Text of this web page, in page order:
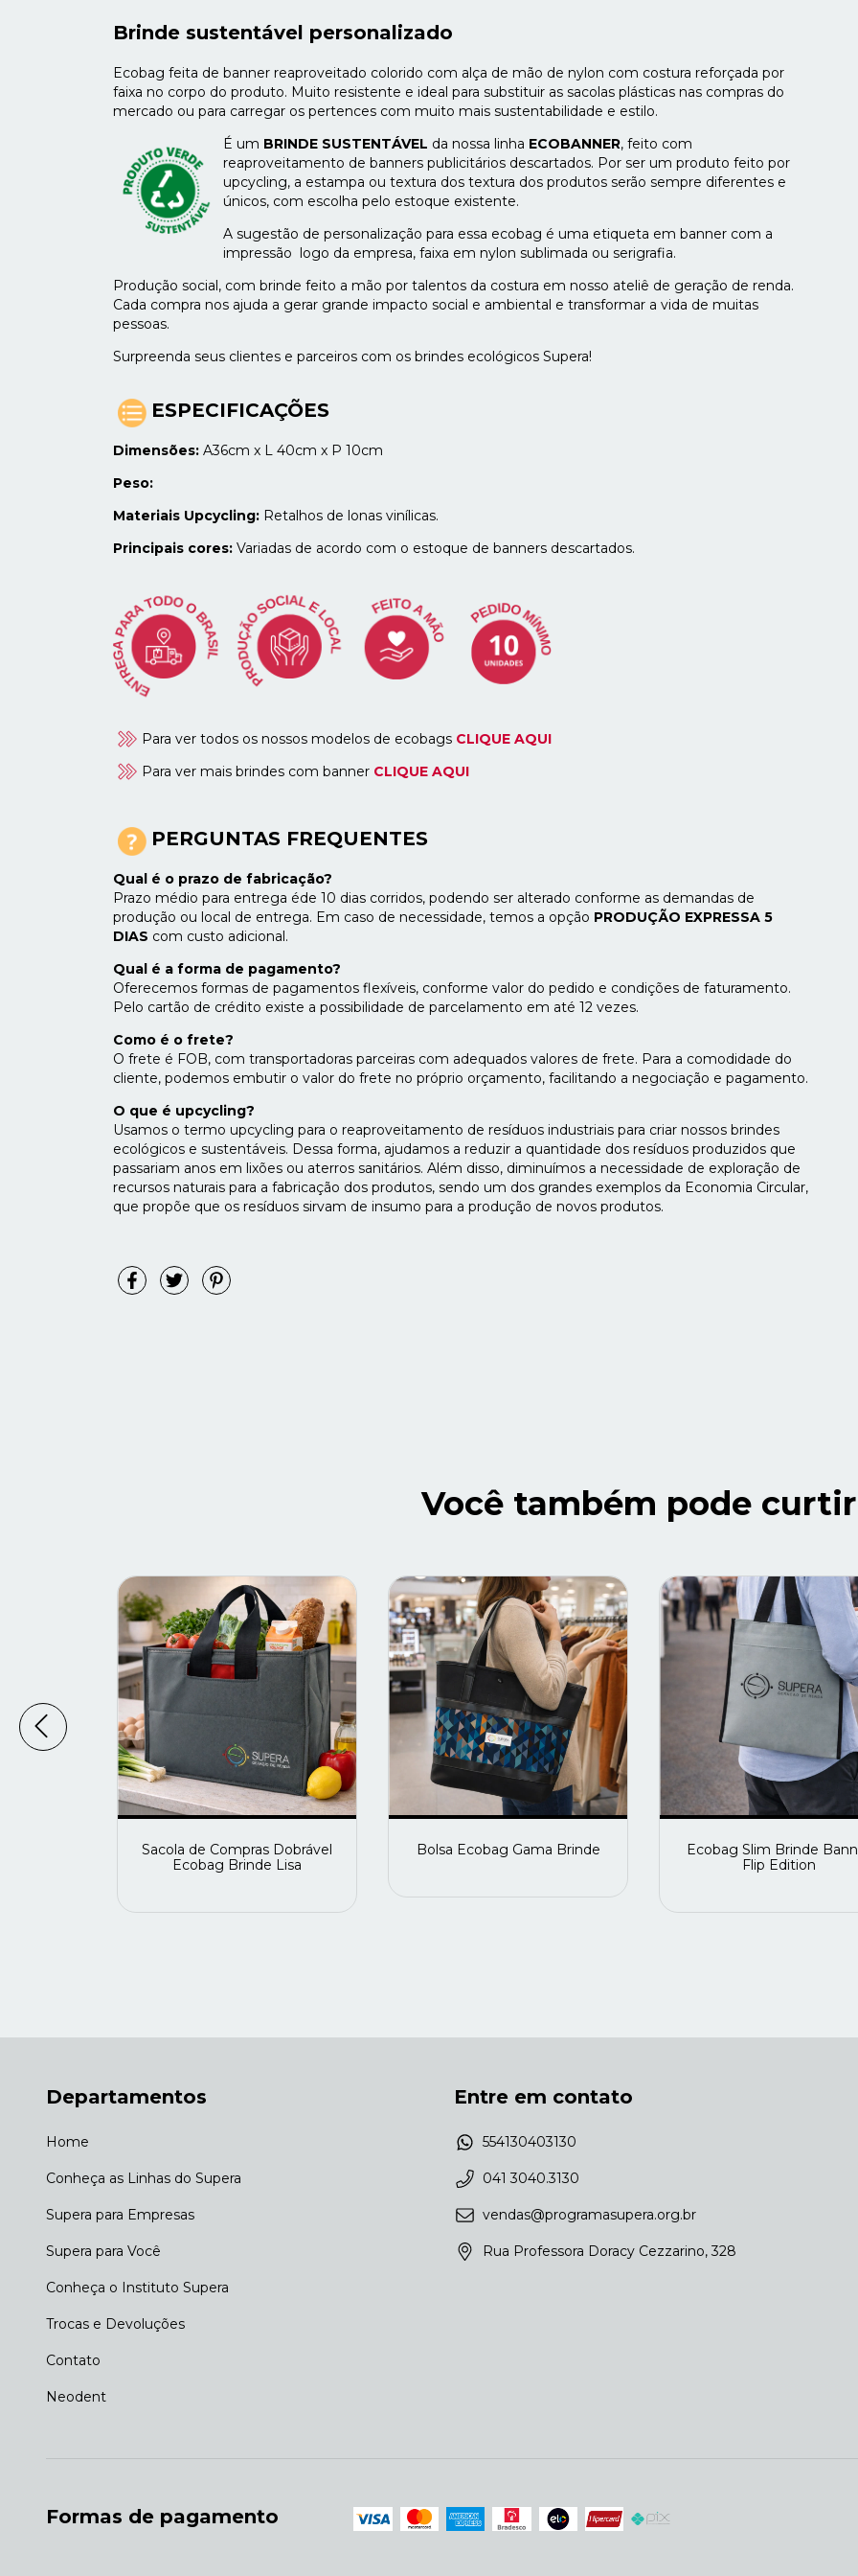
Brinde sustentável personalizado
Ecobag feita de banner reaproveitado colorido com alça de mão de nylon com costura reforçada por
faixa no corpo do produto. Muito resistente e ideal para substituir as sacolas plásticas nas compras do
mercado ou para carregar os pertences com muito mais sustentabilidade e estilo.
É um BRINDE SUSTENTÁVEL da nossa linha ECOBANNER, feito com
reaproveitamento de banners publicitários descartados. Por ser um produto feito por
upcycling, a estampa ou textura dos textura dos produtos serão sempre diferentes e
únicos, com escolha pelo estoque existente.
A sugestão de personalização para essa ecobag é uma etiqueta em banner com a
impressão logo da empresa, faixa em nylon sublimada ou serigrafia.
Produção social, com brinde feito a mão por talentos da costura em nosso ateliê de geração de renda.
Cada compra nos ajuda a gerar grande impacto social e ambiental e transformar a vida de muitas
pessoas.
Surpreenda seus clientes e parceiros com os brindes ecológicos Supera!
ESPECIFICAÇÕES
Dimensões: A36cm x L 40cm x P 10cm
Peso:
Materiais Upcycling: Retalhos de lonas vinílicas.
Principais cores: Variadas de acordo com o estoque de banners descartados.
Para ver todos os nossos modelos de ecobags CLIQUE AQUI
Para ver mais brindes com banner CLIQUE AQUI
PERGUNTAS FREQUENTES
Qual é o prazo de fabricação?
Prazo médio para entrega éde 10 dias corridos, podendo ser alterado conforme as demandas de
produção ou local de entrega. Em caso de necessidade, temos a opção PRODUÇÃO EXPRESSA 5
DIAS com custo adicional.
Qual é a forma de pagamento?
Oferecemos formas de pagamentos flexíveis, conforme valor do pedido e condições de faturamento.
Pelo cartão de crédito existe a possibilidade de parcelamento em até 12 vezes.
Como é o frete?
O frete é FOB, com transportadoras parceiras com adequados valores de frete. Para a comodidade do
cliente, podemos embutir o valor do frete no próprio orçamento, facilitando a negociação e pagamento.
O que é upcycling?
Usamos o termo upcycling para o reaproveitamento de resíduos industriais para criar nossos brindes
ecológicos e sustentáveis. Dessa forma, ajudamos a reduzir a quantidade dos resíduos produzidos que
passariam anos em lixões ou aterros sanitários. Além disso, diminuímos a necessidade de exploração de
recursos naturais para a fabricação dos produtos, sendo um dos grandes exemplos da Economia Circular,
que propõe que os resíduos sirvam de insumo para a produção de novos produtos.
Você também pode
Sacola de Compras Dobrável
Ecobag Brinde Lisa
Bolsa Ecobag Gama Brinde
Ecobag Slim Brinde
Flip Edition
Departamentos
Home
Conheça as Linhas do Supera
Supera para Empresas
Supera para Você
Conheça o Instituto Supera
Trocas e Devoluções
Contato
Neodent
Entre em contato
554130403130
041 3040.3130
vendas@programasupera.org.br
Rua Professora Doracy Cezzarino, 328
Formas de pagamento